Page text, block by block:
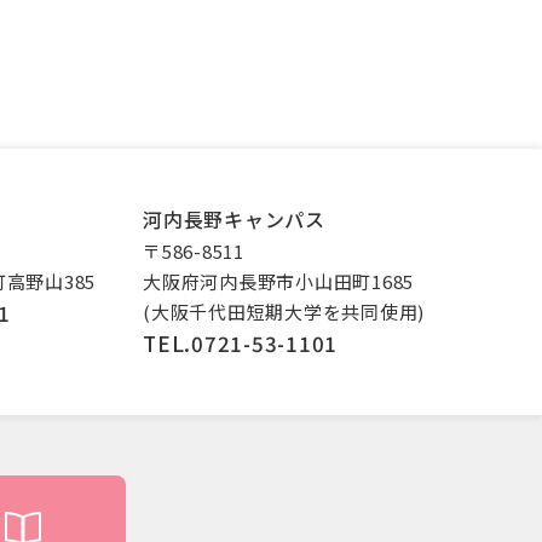
野山385
河内長野キャンパス
〒586-8511
大阪府河内長野市小山田町1685
(大阪千代田短期大学を共同使用)
TEL.0721-53-1101